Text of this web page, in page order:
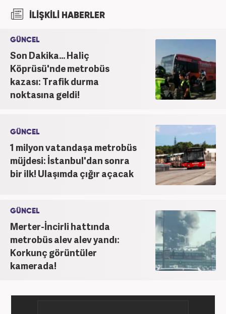
basında birçok alanda görev alarak muhabirlik ve
Grubu bünyesinde yer alan Haber7.com sitesinde
devam etmektedir.
İLİŞKİLİ HABERLER
GÜNCEL
Son Dakika... Haliç
Köprüsü'nde metrobüs
kazası: Trafik durma
noktasına geldi!
GÜNCEL
1 milyon vatandaşa metrobüs
müjdesi: İstanbul'dan sonra
bir ilk! Ulaşımda çığır açacak
GÜNCEL
Merter-İncirli hattında
metrobüs alev alev yandı:
Korkunç görüntüler
kamerada!